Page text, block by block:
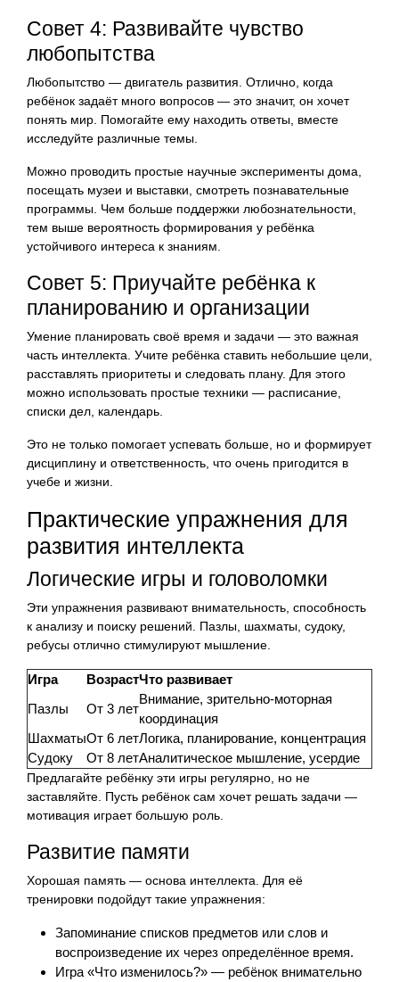
Совет 4: Развивайте чувство
любопытства
Любопытство — двигатель развития. Отлично, когда
ребёнок задаёт много вопросов — это значит, он хочет
понять мир. Помогайте ему находить ответы, вместе
исследуйте различные темы.
Можно проводить простые научные эксперименты дома,
посещать музеи и выставки, смотреть познавательные
программы. Чем больше поддержки любознательности,
тем выше вероятность формирования у ребёнка
устойчивого интереса к знаниям.
Совет 5: Приучайте ребёнка к
планированию и организации
Умение планировать своё время и задачи — это важная
часть интеллекта. Учите ребёнка ставить небольшие цели,
расставлять приоритеты и следовать плану. Для этого
можно использовать простые техники — расписание,
списки дел, календарь.
Это не только помогает успевать больше, но и формирует
дисциплину и ответственность, что очень пригодится в
учебе и жизни.
Практические упражнения для
развития интеллекта
Логические игры и головоломки
Эти упражнения развивают внимательность, способность
к анализу и поиску решений. Пазлы, шахматы, судоку,
ребусы отлично стимулируют мышление.
Игра ВозрастЧто развивает
Пазлы
От 3 лет
Внимание, зрительно-моторная
координация
ШахматыОт 6 летЛогика, планирование, концентрация
Судоку
От 8 летАналитическое мышление, усердие
Предлагайте ребёнку эти игры регулярно, но не
заставляйте. Пусть ребёнок сам хочет решать задачи —
мотивация играет большую роль.
Развитие памяти
Хорошая память — основа интеллекта. Для её
тренировки подойдут такие упражнения:
Запоминание списков предметов или слов и
воспроизведение их через определённое время.
Игра «Что изменилось?» — ребёнок внимательно